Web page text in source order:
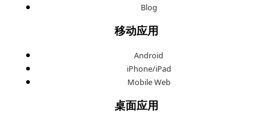
Blog
移动应用
Android
iPhone/iPad
Mobile Web
桌面应用